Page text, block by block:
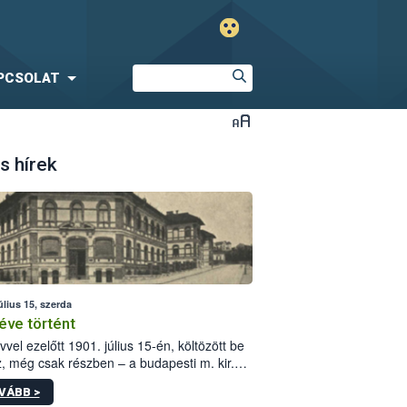
hírek
15, szerda
történt
ezelőtt 1901. július 15-én, költözött be
még csak részben – a budapesti m. kir.
állomás a Kis Rókus utca
alatti, Czigler Győző által tervezett új
>